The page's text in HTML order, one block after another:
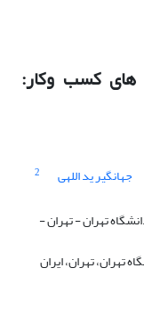
های کسب وکار:
جهانگیر ید اللهی 2
تهران - تهران -
تهران، تهران، ایران